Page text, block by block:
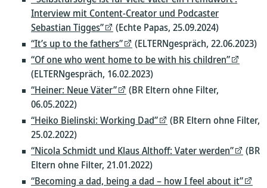
Interview mit Content-Creator und Podcaster
Sebastian Tigges”
(Echte Papas, 25.09.2024)
“It’s up to the fathers”
(ELTERNgespräch, 22.06.2023)
“Of one who went home to be with his children”
(ELTERNgespräch, 16.02.2023)
“Heiner: Neue Väter”
(BR Eltern ohne Filter,
06.05.2022)
“Heiko Bielinski: Working Dad”
(BR Eltern ohne Filter,
25.02.2022)
“Nicola Schmidt und Klaus Althoff: Vater werden”
(BR
Eltern ohne Filter, 21.01.2022)
“Becoming a dad, being a dad – how I feel about it”